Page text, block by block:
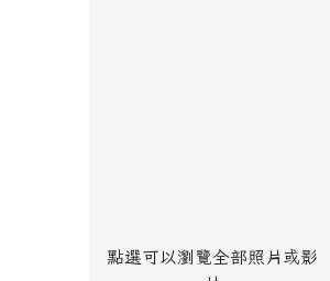
點選可以瀏覽全部照片或影